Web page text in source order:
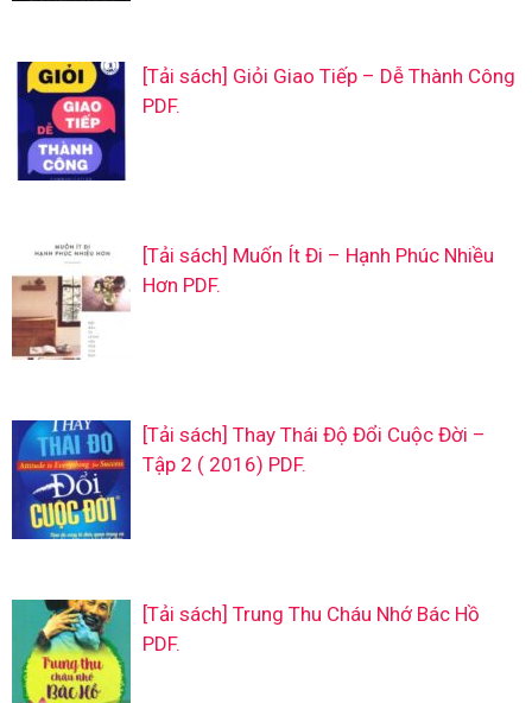
[Tải sách] Giỏi Giao Tiếp – Dễ Thành Công
PDF.
[Tải sách] Muốn Ít Đi – Hạnh Phúc Nhiều
Hơn PDF.
[Tải sách] Thay Thái Độ Đổi Cuộc Đời –
Tập 2 ( 2016) PDF.
[Tải sách] Trung Thu Cháu Nhớ Bác Hồ
PDF.